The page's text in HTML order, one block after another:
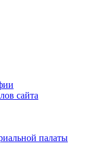
сайта
палаты